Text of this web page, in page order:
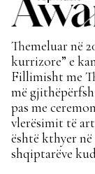
Themeluar në
kurrizore” e
Fillimisht me
më
pas me
vlerësimit të
është kthyer
shqiptarëve